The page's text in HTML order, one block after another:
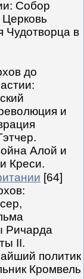
Собор
Чудотворца в
до
и
Алой и
Креси.
[64]
Ричарда
II.
политик
Кромвель